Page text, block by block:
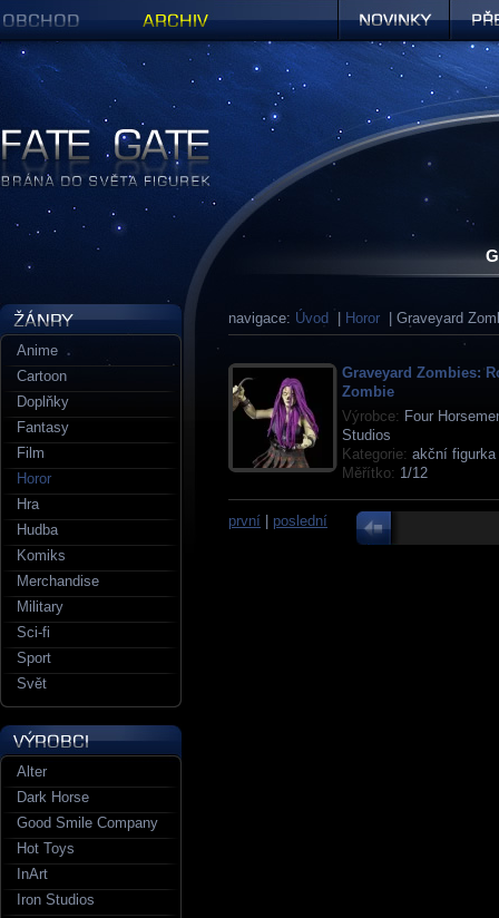
navigace: Úvod Horor | Graveyard
Graveyard Zombies:
Zombie
Výrobce: Four
Studios
Kategorie: akční figurka
Měřítko: 1/12
první poslední
Anime
Cartoon
Doplňky
Fantasy
Film
Horor
Hra
Hudba
Komiks
Merchandise
Military
Sci-fi
Sport
Svět
Alter
Dark Horse
Good Smile Company
Hot Toys
InArt
Iron Studios
Figurky a sošky | Fate Gate